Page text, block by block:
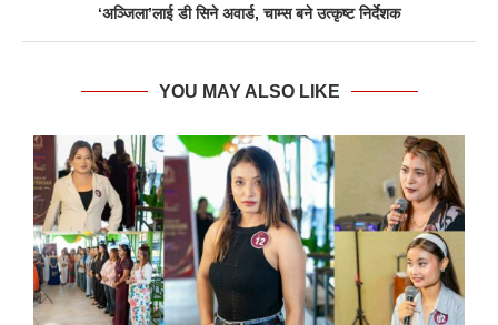
‘अञ्जिला’लाई डी सिने अवार्ड, चाम्स बने उत्कृष्ट निर्देशक
YOU MAY ALSO LIKE